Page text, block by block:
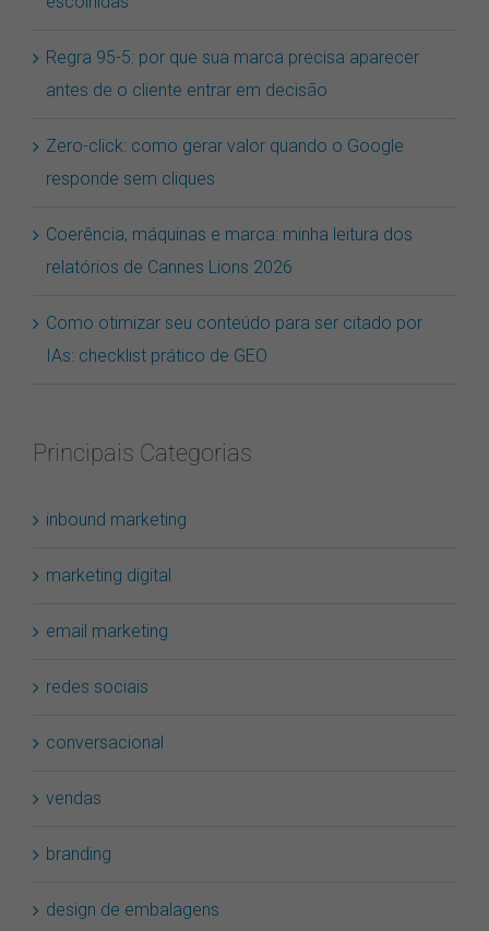
Regra 95-5: por que sua marca precisa aparecer
antes de o cliente entrar em decisão
Zero-click: como gerar valor quando o Google
responde sem cliques
Coerência, máquinas e marca: minha leitura dos
relatórios de Cannes Lions 2026
Como otimizar seu conteúdo para ser citado por
IAs: checklist prático de GEO
Principais Categorias
inbound marketing
marketing digital
email marketing
redes sociais
conversacional
vendas
branding
design de embalagens